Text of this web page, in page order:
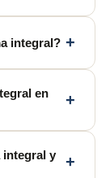
integral? +
en
+
integral y
+